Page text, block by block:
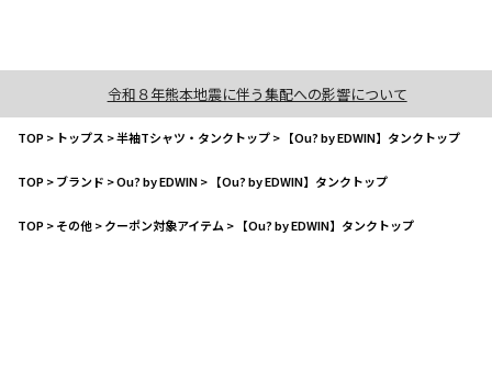
令和８年熊本地震に伴う集配への影響について
TOP> トップス >半袖Tシャツ・タンクトップ> 【Ou? by EDWIN】タンクトップ
TOP>ブランド >Ou? by EDWIN> 【Ou? by EDWIN】タンクトップ
TOP>その他>クーポン対象アイテム > 【Ou? by EDWIN】タンクトップ